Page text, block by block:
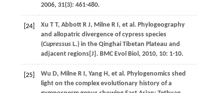
2006, 31(3): 461-480.
[24] Xu T T, Abbott R J, Milne R I, et al. Phylogeography
and allopatric divergence of cypress species
(CupressusL.) in the Qinghai Tibetan Plateau and
adjacent regions[J]. BMC Evol Biol, 2010, 10: 1-10.
[25] Wu D, Milne R I, Yang H, et al. Phylogenomics shed
light on the complex evolutionary history of a